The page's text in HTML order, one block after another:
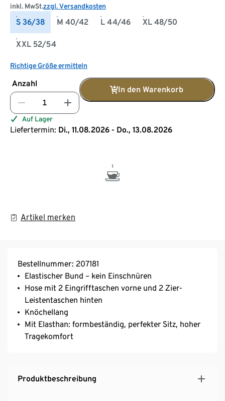
inkl. MwSt.zzgl. Versandkosten
S 36/38 M 40/42 L 44/46 XL 48/50
XXL 52/54
Richtige Größe ermitteln
Anzahl
In den Warenkorb
Auf Lager
Liefertermin: Di., 11.08.2026 - Do., 13.08.2026
Artikel merken
Bestellnummer: 207181
Elastischer Bund – kein Einschnüren
Hose mit 2 Eingrifftaschen vorne und 2 Zier-
Leistentaschen hinten
Knöchellang
Mit Elasthan: formbeständig, perfekter Sitz, hoher
Tragekomfort
Produktbeschreibung